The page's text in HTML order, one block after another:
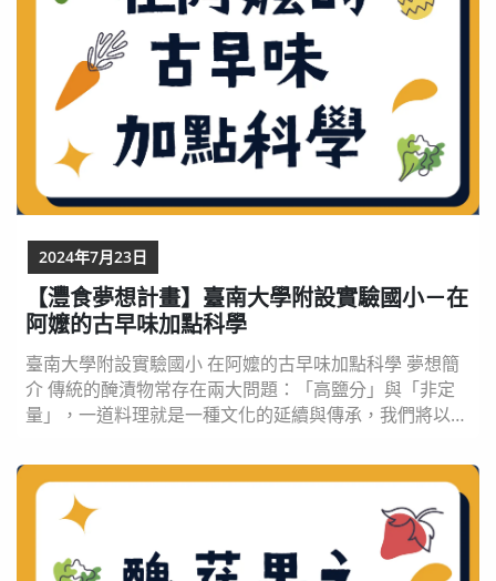
【灃食夢想計畫】臺南大學附設實驗國小－在
阿嬤的古早味加點科學
臺南大學附設實驗國小 在阿嬤的古早味加點科學 夢想簡
介 傳統的醃漬物常存在兩大問題：「高鹽分」與「非定
量」，一道料理就是一種文化的延續與傳承，我們將以
學至八掌溪畔取得西瓜綿仔，自製薄鹽版西瓜綿，並帶領
學童至學甲西瓜節設攤宣傳西瓜綿創意料理；再與澎湖學
童共學，探究澎湖酸瓜與臺南西瓜綿的異同。課程旨在提
升學生問題解決、自主規劃活動、同儕合作等三大能
力，...
2024年7月23日